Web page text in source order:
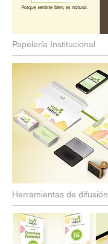
Papelería Institucional
Herramientas de difusión